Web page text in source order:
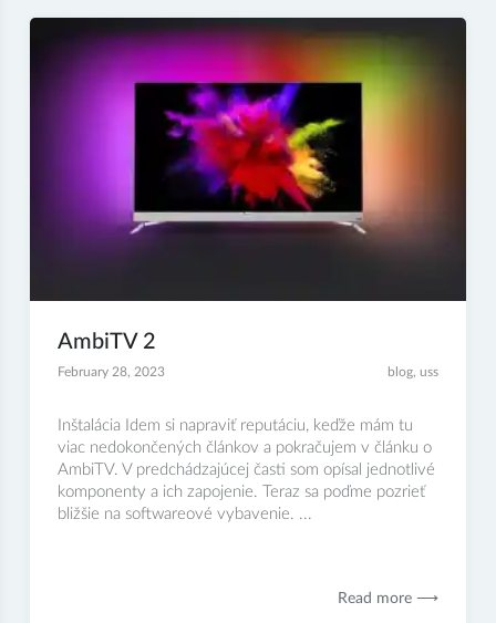
AmbiTV 2
February 28, 2023 blog,uss
Inštalácia Idem si napraviť reputáciu, keďže mám tu
viac nedokončených článkov a pokračujem v článku o
AmbiTV. V predchádzajúcej časti som opísal jednotlivé
komponenty a ich zapojenie. Teraz sa poďme pozrieť
bližšie na softwareové vybavenie. ...
Read more ⟶